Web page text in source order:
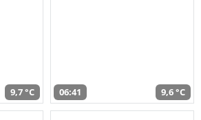
9,7 °C 06:41 9,6 °C